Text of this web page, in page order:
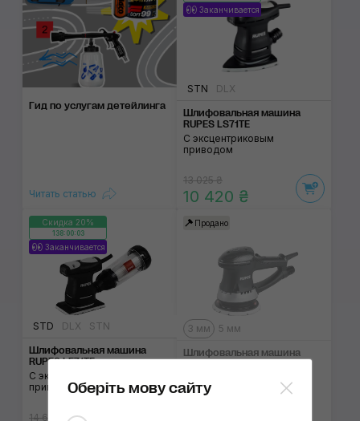
Гид по услугам детейлинга
Читать статью
Заканчивается
STN DLX
Шлифовальная машина
RUPES LS71TE
С эксцентриковым
приводом
13 025 ₴
10 420 ₴
Скидка 20%
138:00:02
Заканчивается
STD DLX STN
Шлифовальная машина
RUPES LE71TE
С эксцентриковым
приводом
14 635 ₴
Продано
3 мм 5 мм
Шлифовальная машина
приводом
Оберіть мову сайту